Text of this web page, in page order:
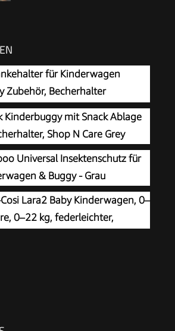
für Kinderwagen
Zubehör, Becherhalter
Kinderbuggy mit Snack Ablage
Shop N Care Grey
Universal Insektenschutz für
& Buggy - Grau
Lara2 Baby Kinderwagen, 0–
0–22 kg, federleichter,
Black